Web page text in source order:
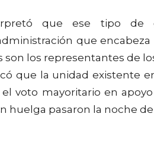
que ese tipo de
que
los representantes de
que la unidad existente
voto mayoritario en
huelga pasaron la noche